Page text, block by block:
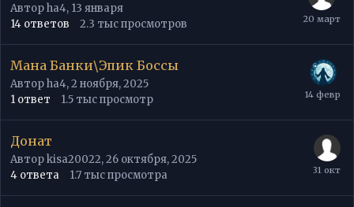
Авторha4, 13 января
14 ответов 2.3 тыспросмотров
Мана Банки\Эпик Боссы
Авторha4,2 ноября, 2025
1 ответ 1.5 тыспросмотр
Донат
Авторkisa20022,26 октября, 2025
4 ответа 1.7 тыспросмотра